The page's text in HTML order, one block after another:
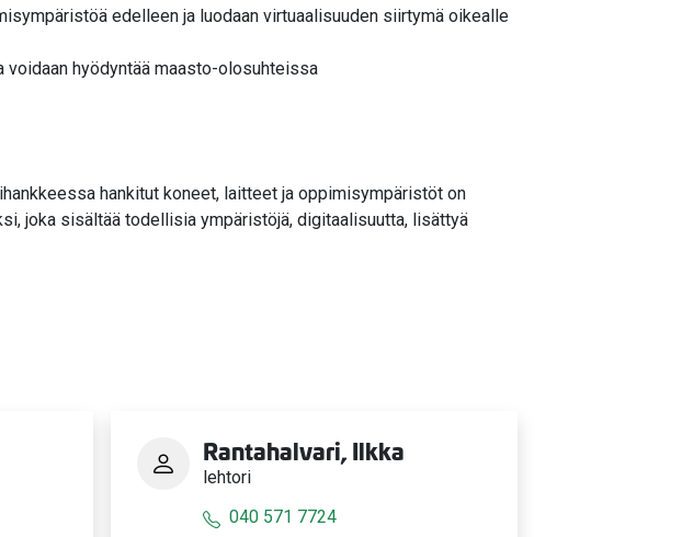
edelleen ja luodaan virtuaalisuuden siirtymä oikealle
hyödyntää maasto-olosuhteissa
hankitut koneet, laitteet ja oppimisympäristöt on
joka sisältää todellisia ympäristöjä, digitaalisuutta, lisättyä
Rantahalvari, Ilkka
lehtori
040 571 7724